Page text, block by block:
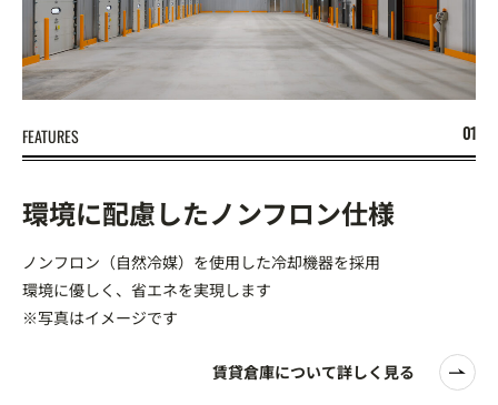
FEATURES
環境に配慮したノンフロン仕様
ノンフロン（自然冷媒）を使用した冷却機器を採用
環境に優しく、省エネを実現します
※写真はイメージです
賃貸倉庫について詳しく見る